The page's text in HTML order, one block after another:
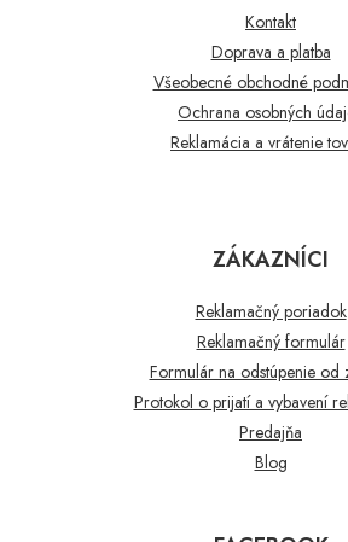
Kontakt
Doprava a platba
Všeobecné obchodné
Ochrana osobných
Reklamácia a vrátenie
ZÁKAZNÍCI
Reklamačný poriadok
Reklamačný formulár
Formulár na odstúpenie od
Protokol o prijatí a vybavení
Predajňa
Blog